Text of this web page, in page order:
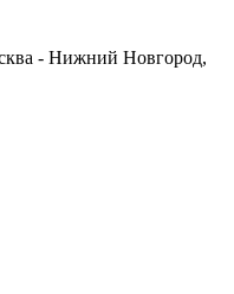
- Нижний Новгород,